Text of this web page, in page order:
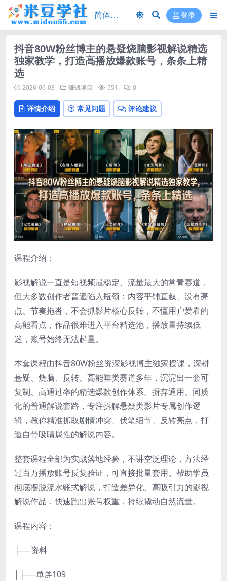
登录
抖音80W粉丝博主的悬疑烧脑影视解说精选
独家教学，打造高播放爆款账号，条条上精
选
2026-06-03 赚钱项目 551 0
详情介绍 常见问题 评论建议
课程介绍：
影视解说一直是短视频最稳定、流量最大的常青赛道，
但大多数创作者普遍陷入瓶颈：内容平铺直叙、没有亮
点、节奏拖沓，不会抓影片核心反转，不懂用户爱看的
高能看点，作品很难进入平台精选池，播放量持续低
迷，账号始终无法起量。
本套课程由抖音80W粉丝资深影视博主独家授课，深耕
悬疑、烧脑、反转、高能垂类赛道多年，沉淀出一套可
复制、高通过率的精选爆款创作体系。摒弃通用、同质
化的普通解说套路，专注拆解悬疑类影片专属创作逻
辑，教你精准抓取剧情冲突、伏笔细节、反转亮点，打
造自带吸睛属性的解说内容。
整套课程全部为实战落地经验，不讲空泛理论，方法经
过百万播放账号反复验证，可直接批量套用。帮助学员
彻底摆脱流水账式解说，打造差异化、高吸引力的影视
解说作品，快速跑出账号权重，持续撬动自然流量。
课程内容：
├──资料
│├──单屏109